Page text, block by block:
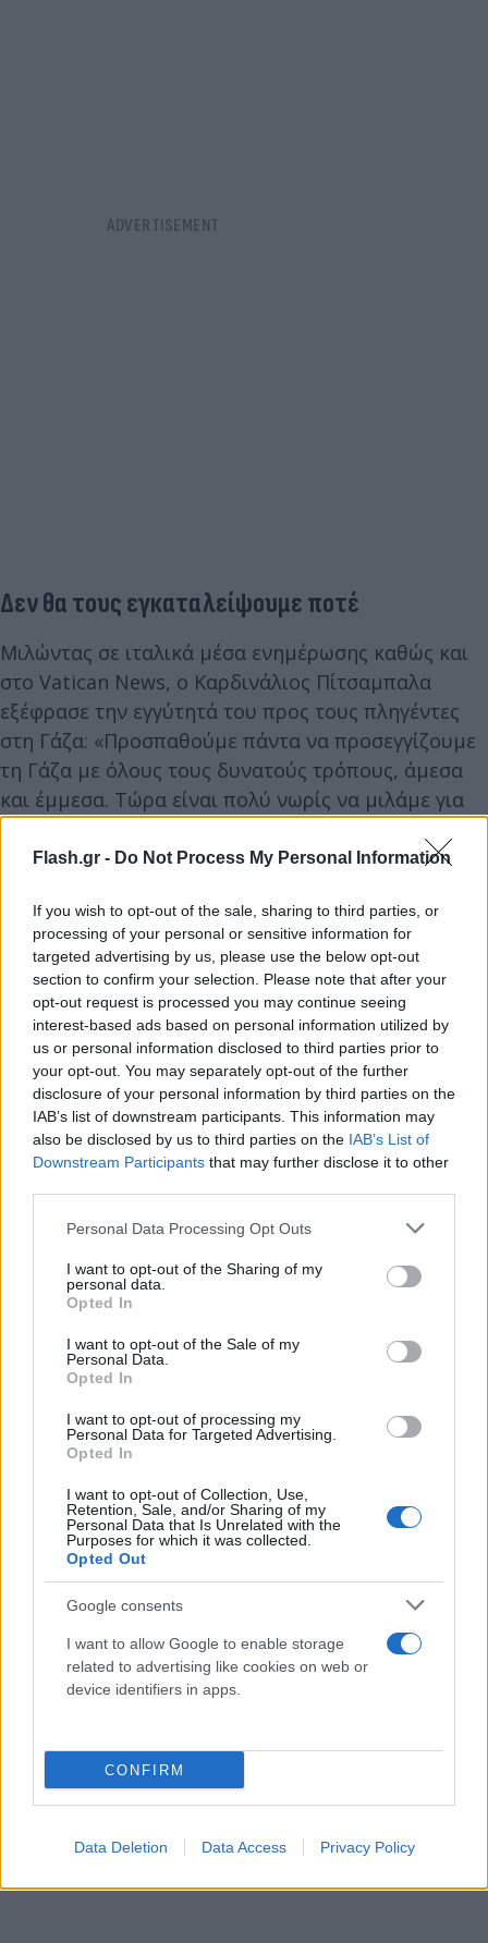
Flash.gr - Do Not Process My Personal Information
If you wish to opt-out of the sale, sharing to third parties, or
processing of your personal or sensitive information for
targeted advertising by us, please use the below opt-out
section to confirm your selection. Please note that after your
opt-out request is processed you may continue seeing
interest-based ads based on personal information utilized by
us or personal information disclosed to third parties prior to
your opt-out. You may separately opt-out of the further
disclosure of your personal information by third parties on the
IAB’s list of downstream participants. This information may
also be disclosed by us to third parties on the IAB’s List of
Downstream Participants that may further disclose it to other
Please note that this website/app uses one or more Google
not limited to your visit or usage behaviour. You may click to
grant or deny consent to Google and its third-party tags to
use your data for below specified purposes in below Google
consent section.
Personal Data Processing Opt Outs
I want to opt-out of the Sharing of my
personal data.
Opted In
I want to opt-out of the Sale of my
Personal Data.
Opted In
I want to opt-out of processing my
Personal Data for Targeted Advertising.
Opted In
I want to opt-out of Collection, Use,
Retention, Sale, and/or Sharing of my
Personal Data that Is Unrelated with the
Purposes for which it was collected.
Opted Out
Google consents
I want to allow Google to enable storage
related to advertising like cookies on web or
device identifiers in apps.
CONFIRM
Data Deletion Data Access Privacy Policy
Δεν θα τους εγκαταλείψουμε ποτέ
Μιλώντας σε ιταλικά μέσα ενημέρωσης καθώς και
στο Vatican News, ο Καρδινάλιος Πίτσαμπαλα
εξέφρασε την εγγύτητά του προς τους πληγέντες
στη Γάζα: «Προσπαθούμε πάντα να προσεγγίζουμε
τη Γάζα με όλους τους δυνατούς τρόπους, άμεσα
και έμμεσα. Τώρα είναι πολύ νωρίς να μιλάμε για
όλα αυτά, πρέπει να καταλάβουμε τι συνέβη, τι
πρέπει να γίνει, ειδικά για να προστατεύσουμε τον
διασφαλίσουμε ότι αυτά τα πράγματα δεν θα
ξανασυμβούν. Στη συνέχεια θα δούμε πώς θα
συνεχίσουμε, αλλά σίγουρα δεν θα τους
εγκαταλείψουμε ποτέ».
Σύμφωνα με το Καθολικό πρακτορείο ειδήσεων SIR,
η Εκκλησία της Αγίας Οικογένειας φιλοξενεί αυτή
τη στιγμή περίπου 500 εκτοπισμένους Χριστιανούς.
Πάπας ΛέωνΙΔ' επανέβαλε τις εκκλήσεις του για
«άμεση κατάπαυση του πυρός» στη Γάζα μετά από
Αγίας Οικογένειας.